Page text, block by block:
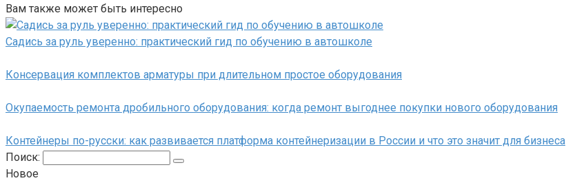
Вам также может быть интересно
Садись за руль уверенно: практический гид по обучению в автошколе
Консервация комплектов арматуры при длительном простое оборудования
Окупаемость ремонта дробильного оборудования: когда ремонт выгоднее покупки нового оборудования
Контейнеры по-русски: как развивается платформа контейнеризации в России и что это значит для бизнеса
Поиск:
Новое